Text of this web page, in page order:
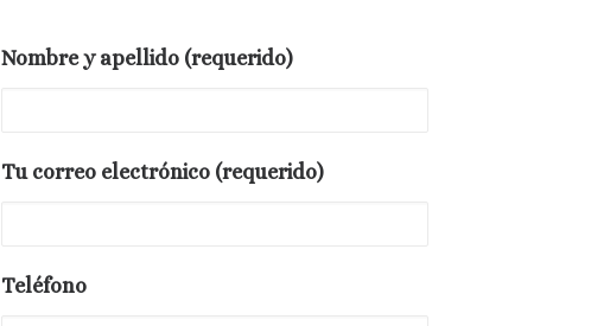
Nombre y apellido (requerido)
Tu correo electrónico (requerido)
Teléfono